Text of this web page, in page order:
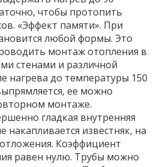
чтобы протопить
«Эффект памяти». При
любой формы. Это
монтаж отопления в
стенами и различной
нагрева до температуры 150
ее можно
монтаже.
гладкая внутренняя
накапливается известняк, на
Коэффициент
равен нулю. Трубы можно